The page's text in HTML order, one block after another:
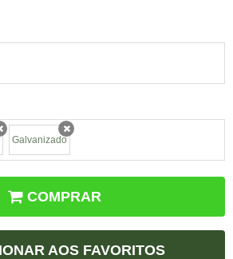
Galvanizado
x
COMPRAR
AOS FAVORITOS